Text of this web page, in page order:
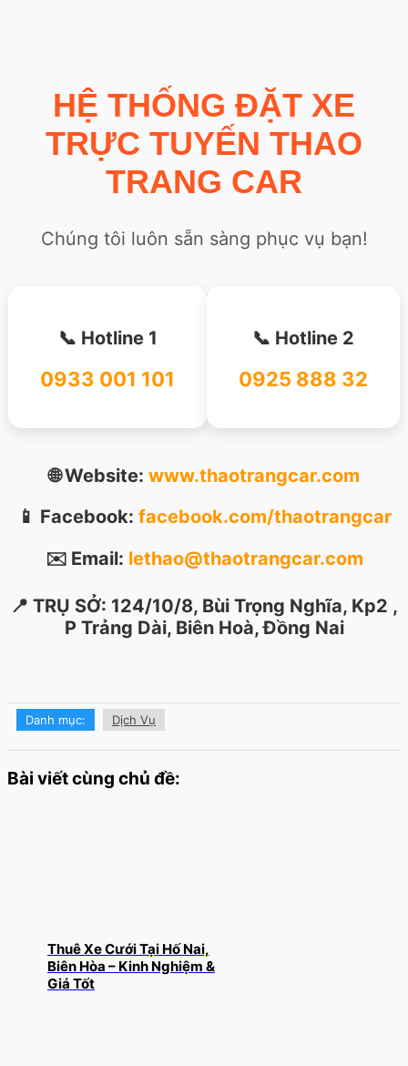
HỆ THỐNG ĐẶT XE
TRỰC TUYẾN THAO
TRANG CAR
Chúng tôi luôn sẵn sàng phục vụ bạn!
📞 Hotline 1
0933 001 101
📞 Hotline 2
0925 888 32
🌐 Website: www.thaotrangcar.com
📱 Facebook: facebook.com/thaotrangcar
✉️ Email: lethao@thaotrangcar.com
📍 TRỤ SỞ: 124/10/8, Bùi Trọng Nghĩa, Kp2 ,
P Trảng Dài, Biên Hoà, Đồng Nai
Danh mục: Dịch Vụ
Bài viết cùng chủ đề:
Thuê Xe Cưới Tại Hố Nai,
Biên Hòa – Kinh Nghiệm &
Giá Tốt